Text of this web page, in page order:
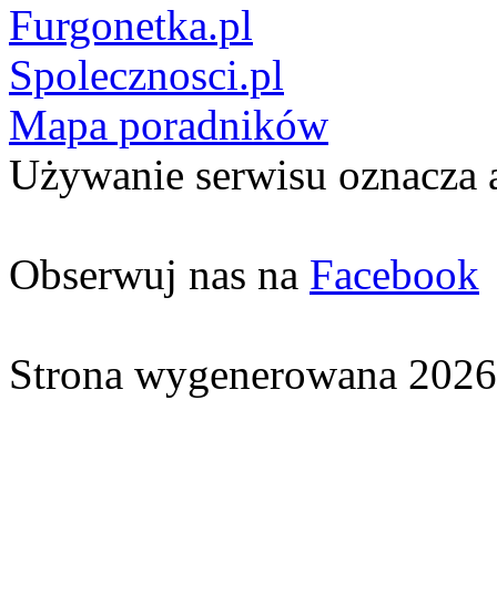
Furgonetka.pl
Spolecznosci.pl
Mapa poradników
Używanie serwisu oznacza
Obserwuj nas na Facebook
Strona wygenerowana